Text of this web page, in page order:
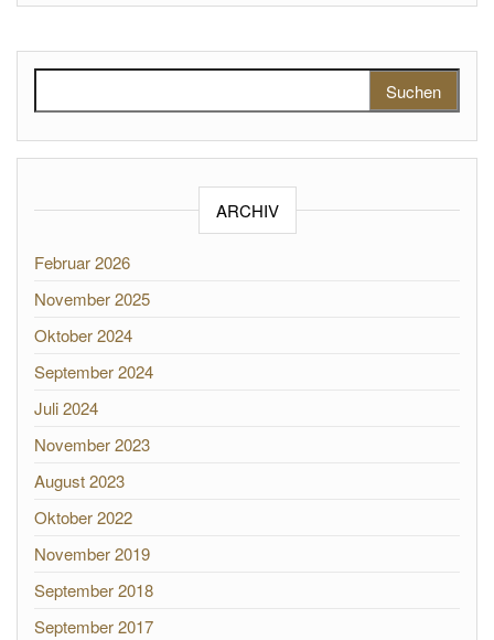
ARCHIV
Februar 2026
November 2025
Oktober 2024
September 2024
Juli 2024
November 2023
August 2023
Oktober 2022
November 2019
September 2018
September 2017